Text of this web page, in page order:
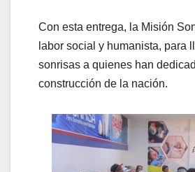
Con esta entrega, la Misión
labor social y humanista, para
sonrisas a quienes han
construcción de la nación.